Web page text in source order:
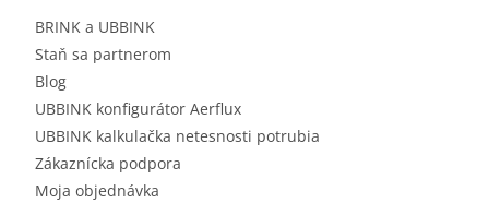
BRINK a UBBINK
Staň sa partnerom
Blog
UBBINK konfigurátor Aerflux
UBBINK kalkulačka netesnosti potrubia
Zákaznícka podpora
Moja objednávka